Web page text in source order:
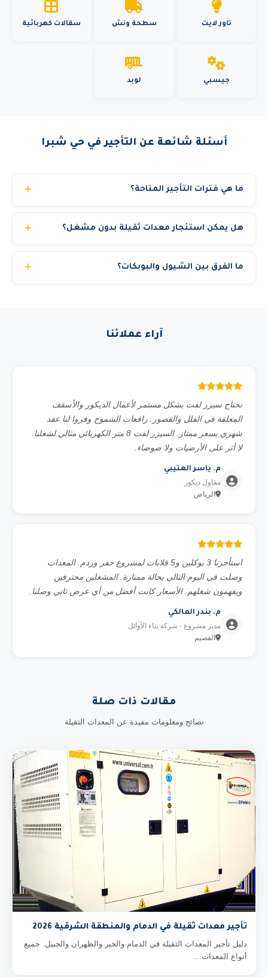
تاور لايت سطحة ونش سقالات كهربائية
جيسبي لوبد
أسئلة شائعة عن التأجير في حي شبرا
ما هي فترات التأجير المتاحة؟
نوفر تأجير بالمشوار لبعض المعدات. أسعار خاصة للعقود الطويلة
هل يمكن استئجار معدات ثقيلة بدون مشغل؟
أماناً) أو إيجار المعدة فقط للشركات التي لديها مشغلون
ما الفرق بين الشيول والبوبكات؟
آراء عملائنا
نحتاج سيزر لفت بشكل مستمر لأعمال الديكور والأسقف
المعلقة في الفلل والقصور. رافعات الشموخ وفروا لنا عقد
شهري بسعر ممتاز. السيزر لفت 8 متر الكهربائي مثالي لشغلنا.
لا أثر على الأرضيات ولا ضوضاء.
م. ياسر العتيبي
مقاول ديكور
الرياض
استأجرنا 3 بوكلين و5 قلابات لمشروع حفر وردم. المعدات
وصلت في اليوم التالي بحالة ممتازة. المشغلين محترفين
ويفهمون شغلهم. الأسعار كانت أفضل من أي عرض ثاني وصلنا.
م. بندر المالكي
مدير مشروع - شركة بناء الأوائل
القصيم
مقالات ذات صلة
نصائح ومعلومات مفيدة عن المعدات الثقيلة
تأجير معدات ثقيلة في الدمام والمنطقة الشرقية 2026
دليل تأجير المعدات الثقيلة في الدمام والخبر والظهران والجبيل. جميع
أنواع المعدات...